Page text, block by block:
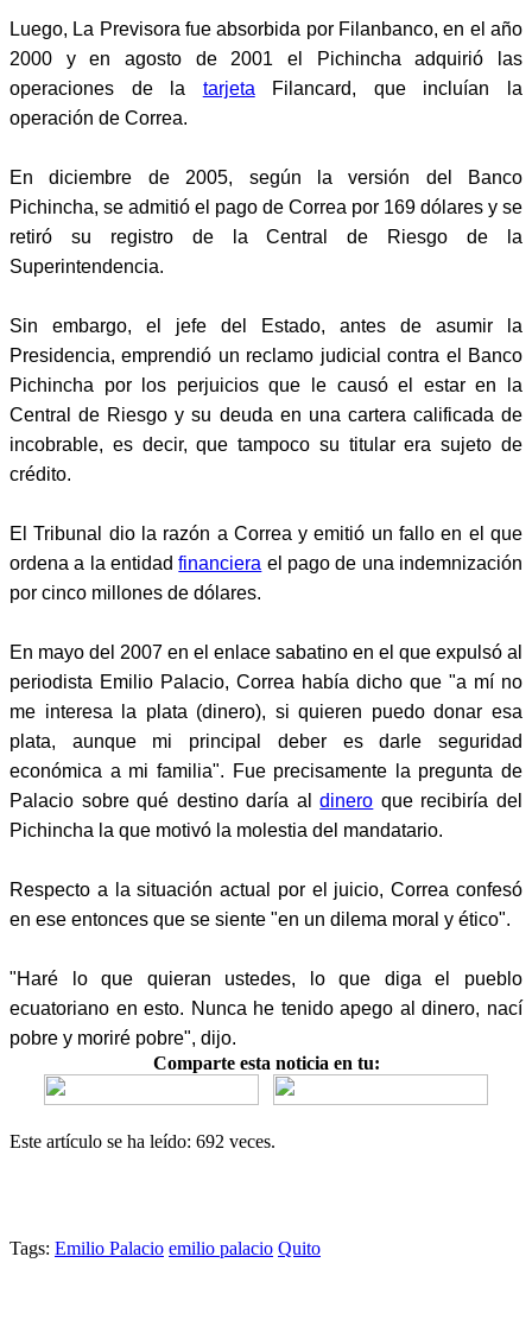
Luego, La Previsora fue absorbida por Filanbanco, en el año
2000 y en agosto de 2001 el Pichincha adquirió las
operaciones de la tarjeta Filancard, que incluían la
operación de Correa.
En diciembre de 2005, según la versión del Banco
Pichincha, se admitió el pago de Correa por 169 dólares y se
retiró su registro de la Central de Riesgo de la
Superintendencia.
Sin embargo, el jefe del Estado, antes de asumir la
Presidencia, emprendió un reclamo judicial contra el Banco
Pichincha por los perjuicios que le causó el estar en la
Central de Riesgo y su deuda en una cartera calificada de
incobrable, es decir, que tampoco su titular era sujeto de
crédito.
El Tribunal dio la razón a Correa y emitió un fallo en el que
ordena a la entidadfinanciera el pago de una indemnización
por cinco millones de dólares.
En mayo del 2007 en el enlace sabatino en el que expulsó al
periodista Emilio Palacio, Correa había dicho que "a mí no
me interesa la plata (dinero), si quieren puedo donar esa
plata, aunque mi principal deber es darle seguridad
económica a mi familia". Fue precisamente la pregunta de
Palacio sobre qué destino daría aldinero que recibiría del
Pichincha la que motivó la molestia del mandatario.
Respecto a la situación actual por el juicio, Correa confesó
en ese entonces que se siente "en un dilema moral y ético".
"Haré lo que quieran ustedes, lo que diga el pueblo
ecuatoriano en esto. Nunca he tenido apego al dinero, nací
pobre y moriré pobre", dijo.
Comparte esta noticia en tu:
Este artículo se ha leído: 692 veces.
Tags: Emilio Palacio emilio palacio Quito